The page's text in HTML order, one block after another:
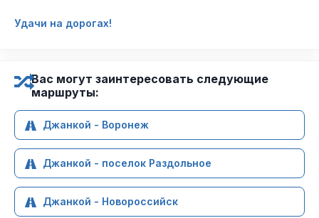
Удачи на дорогах!
Вас могут заинтересовать следующие
маршруты:
Джанкой - Воронеж
Джанкой - поселок Раздольное
Джанкой - Новороссийск